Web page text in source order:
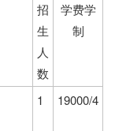
招
生
人
数
学费学
制
1 19000/4